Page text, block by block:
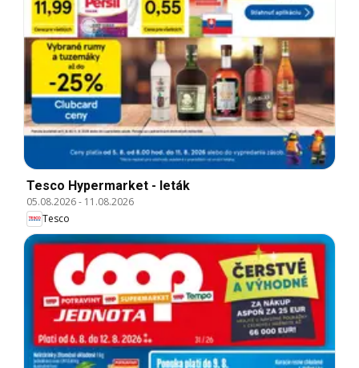
Tesco Hypermarket - leták
05.08.2026- 11.08.2026
Tesco